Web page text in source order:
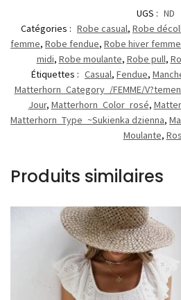
UGS : ND
Catégories : Robe casual, Robe
femme, Robe fendue, Robe hiver femme
midi, Robe moulante, Robe pull,
Étiquettes : Casual, Fendue,
Matterhorn_Category_/FEMME/
Jour, Matterhorn_Color_rosé,
Matterhorn_Type_~Sukienka dzienna,
Moulante,
Produits similaires